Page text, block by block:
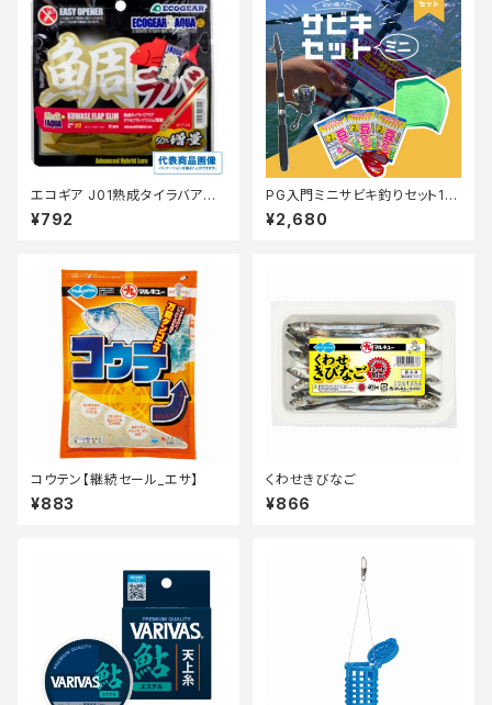
エコギア J01熟成タイラバアク
アクワセフラップスリム増量
¥792
PG入門ミニサビキ釣りセット18
0【Tオリ】
¥2,680
コウテン【継続セール_エサ】
¥883
くわせきびなご
¥866